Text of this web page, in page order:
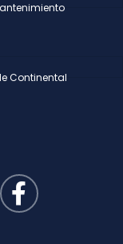
Continental
F
a